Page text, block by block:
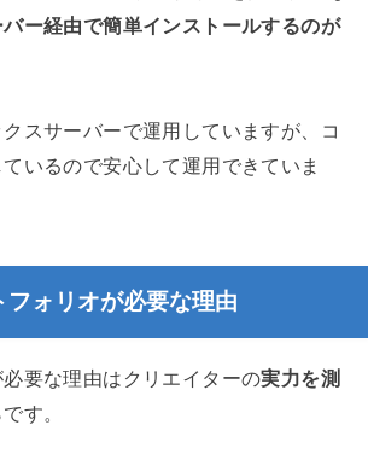
ー経由で簡単インストールするのが
スサーバーで運用していますが、コ
いるので安心して運用できていま
フォリオが必要な理由
要な理由はクリエイターの実力を測
す。